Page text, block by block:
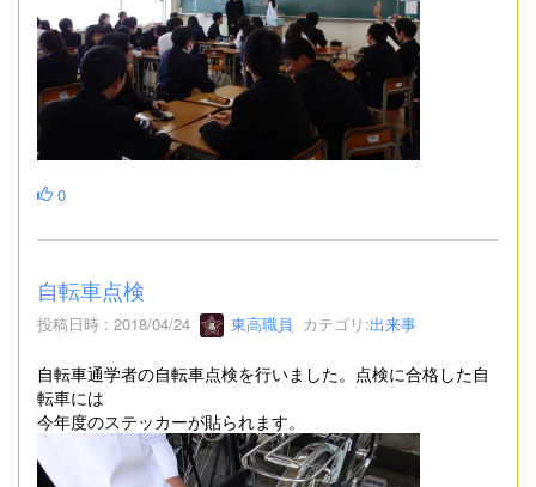
0
自転車点検
投稿日時 : 2018/04/24 東高職員 カテゴリ:出来事
自転車通学者の自転車点検を行いました。点検に合格した自
転車には
今年度のステッカーが貼られます。